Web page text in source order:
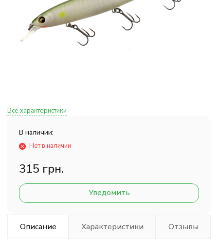
Все характеристики
В наличии:
Нет в наличии
315 грн.
Уведомить
Описание Характеристики Отзывы